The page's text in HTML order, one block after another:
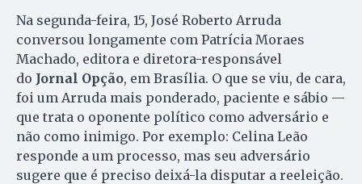
Na segunda-feira, 15, José Roberto Arruda
conversou longamente com Patrícia Moraes
Machado, editora e diretora-responsável
do Jornal Opção, em Brasília. O que se viu, de cara,
foi um Arruda mais ponderado, paciente e sábio —
que trata o oponente político como adversário e
não como inimigo. Por exemplo: Celina Leão
responde a um processo, mas seu adversário
sugere que é preciso deixá-la disputar a reeleição.